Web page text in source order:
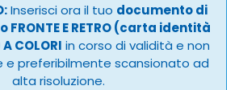
Inserisci ora il tuo documento di
E RETRO (carta identità
COLORI in corso di validità e non
e preferibilmente scansionato ad
alta risoluzione.